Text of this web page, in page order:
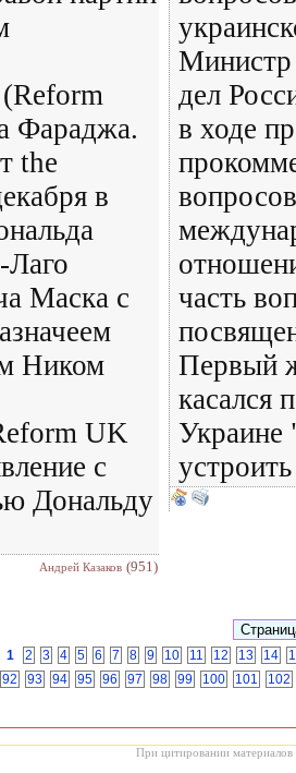
Фараджа.
the
в
Маска с
Ником
UK
с
Дональду
Андрей Казаков (951)
Министр
дел
в ходе
часть
Первый
касался
Украине
1 2 3 4 5 6 7 8 9 10 11 12 13 14
92 93 94 95 96 97 98 99 100 101 102
При цитировании материалов